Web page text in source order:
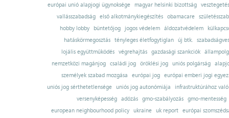
európai unió alapjogi ügynoksége
magyar helsinki bizottság
vesztegetés
vallásszabadság
első alkotmánykiegészítés obamacare
hobby lobby
büntetőjog jogos védelem áldozatvédelem
hatáskörmegosztás tényleges életfogytiglan új btk.
lojális együttműködés
végrehajtás gazdasági szankciók
nemzetközi magánjog
családi jog öröklési jog uniós polgárság
személyek szabad mozgása
európai jog európai emberi jogi
uniós jog sérthetetlensége uniós jog autonómiája
infrastruktúrához
versenyképesség adózás gmo-szabályozás gmo-mentesség
european neighbourhood policy
ukraine uk report
európai